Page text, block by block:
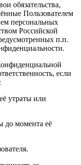
обязательства,
Пользователем
персональных
Российской
п.п.
если
утраты или
до момента её